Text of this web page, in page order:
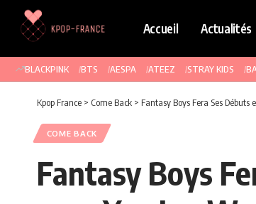
Accueil Actualités
BLACKPINK BTS AESPA ATEEZ STRAY KIDS
Kpop France > Come Back > Fantasy Boys Fera Ses
COME BACK
Fantasy Boys